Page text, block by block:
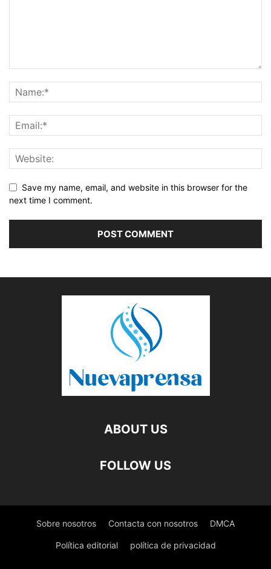
Save my name, email, and website in this browser for the
next time I comment.
ABOUT US
FOLLOW US
Sobre nosotros Contacta con nosotros DMCA
Política editorial política de privacidad